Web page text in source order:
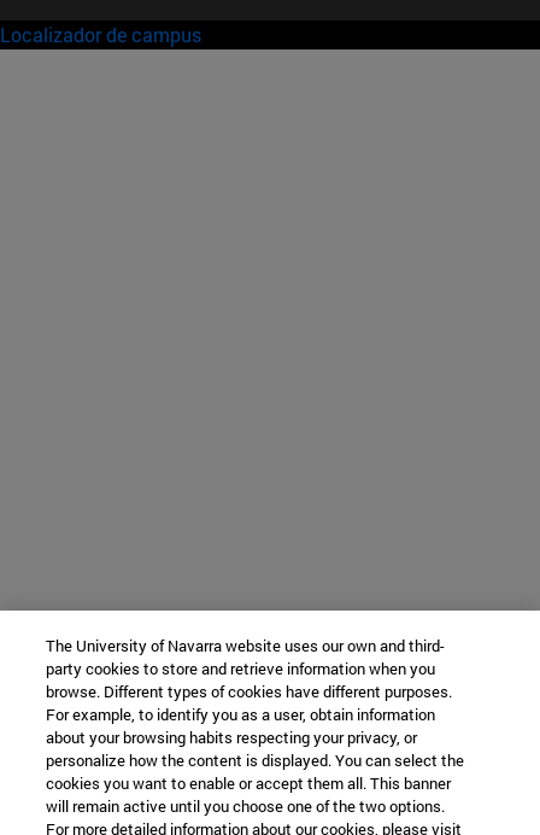
Localizador de campus
The University of Navarra website uses our own and third-
party cookies to store and retrieve information when you
browse. Different types of cookies have different purposes.
For example, to identify you as a user, obtain information
about your browsing habits respecting your privacy, or
personalize how the content is displayed. You can select the
cookies you want to enable or accept them all. This banner
will remain active until you choose one of the two options.
For more detailed information about our cookies, please visit